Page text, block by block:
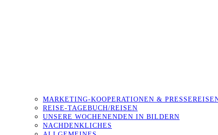
MARKETING-KOOPERATIONEN &
REISE-TAGEBUCH/REISEN
UNSERE WOCHENENDEN IN BILDERN
NACHDENKLICHES